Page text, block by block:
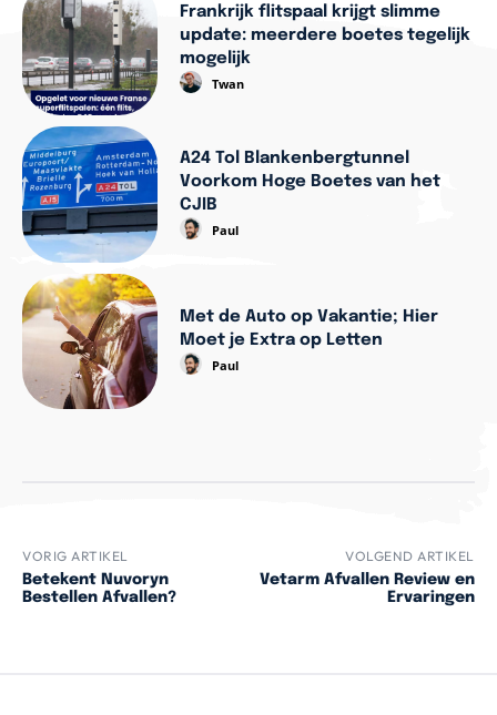
Frankrijk flitspaal krijgt slimme
update: meerdere boetes tegelijk
mogelijk
Twan
A24 Tol Blankenbergtunnel
Voorkom Hoge Boetes van het
CJIB
Paul
Met de Auto op Vakantie; Hier
Moet je Extra op Letten
Paul
VORIG ARTIKEL
Betekent Nuvoryn
Bestellen Afvallen?
VOLGEND ARTIKEL
Vetarm Afvallen Review en
Ervaringen